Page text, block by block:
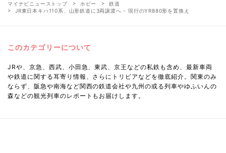
マイナビニューストップ ホビー
鉄道
JR東日本キハ110系、山形鉄道に3両譲渡へ - 現行のYR880形を置換え
このカテゴリーについて
JRや、京急、西武、小田急、東武、京王などの私鉄も含め、最新車両
や鉄道に関する耳寄り情報、さらにトリビアなどを徹底紹介。関東のみ
ならず、阪急や南海など関西の鉄道会社や九州の或る列車やゆふいんの
森などの観光列車のレポートもお届けします。